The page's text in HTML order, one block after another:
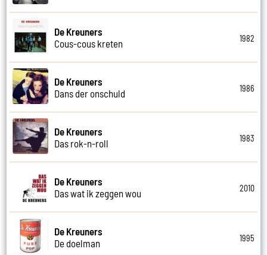
De Kreuners
Cous-cous kreten
1982
De Kreuners
Dans der onschuld
1986
De Kreuners
Das rok-n-roll
1983
De Kreuners
Das wat ik zeggen wou
2010
De Kreuners
De doelman
1995